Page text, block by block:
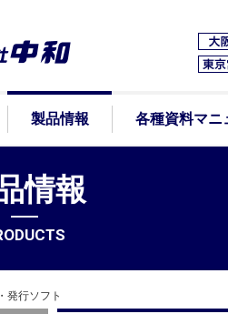
製品情報 各種資料マニ
情報
発行ソフト